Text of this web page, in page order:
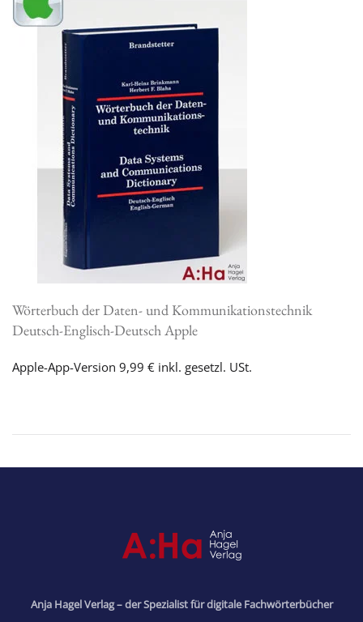
Wörterbuch der Daten- und Kommunikationstechnik
Deutsch-Englisch-Deutsch Apple
Apple-App-Version 9,99 € inkl. gesetzl. USt.
Anja Hagel Verlag – der Spezialist für digitale Fachwörterbücher